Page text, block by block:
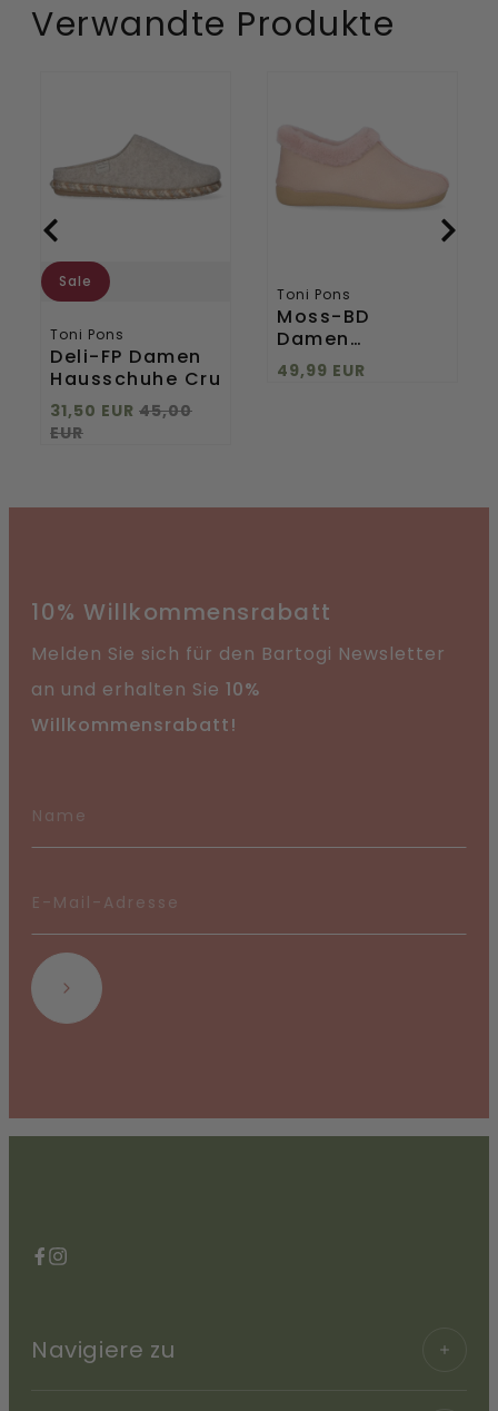
Verwandte Produkte
Hausschuhe
Cru
Sale
Toni Pons
Deli-FP Damen
Hausschuhe Cru
31,50 EUR 45,00
EUR
Damen
Hausschuhe
Rosa
Toni Pons
Moss-BD
Damen
Hausschuhe
Rosa
49,99 EUR
10% Willkommensrabatt
Melden Sie sich für den Bartogi Newsletter
an und erhalten Sie 10%
Willkommensrabatt!
Abonnieren
Navigiere zu